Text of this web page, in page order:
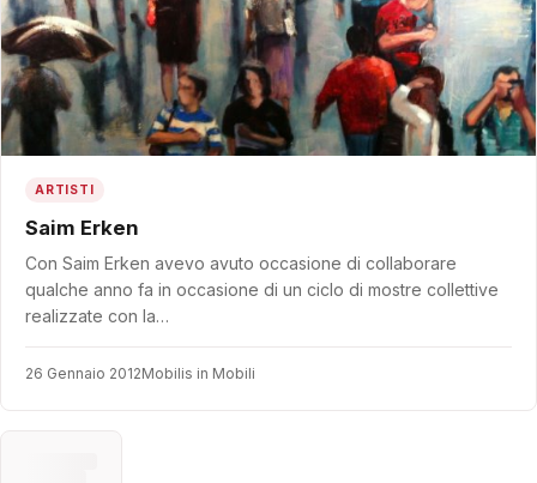
ARTISTI
Saim Erken
Con Saim Erken avevo avuto occasione di collaborare
qualche anno fa in occasione di un ciclo di mostre collettive
realizzate con la…
26 Gennaio 2012Mobilis in Mobili